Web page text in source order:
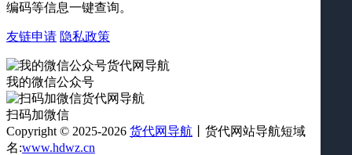
编码等信息一键查询。
友链申请 隐私政策
我的微信公众号
扫码加微信
Copyright © 2025-2026 货代网导航 丨货代网站导航短域
名:www.hdwz.cn